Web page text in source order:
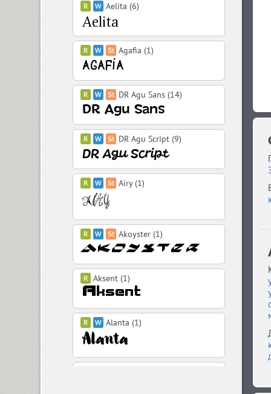
Aelita (6)
Agafia (1)
DR Agu Sans (14)
DR Agu Script (9)
Airy (1)
Akoyster (1)
Aksent (1)
Alanta (1)